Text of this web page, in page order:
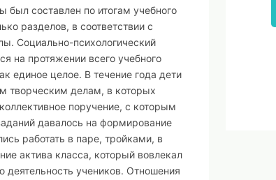
был составлен по итогам учебного
разделов, в соответствии с
Социально-психологический
на протяжении всего учебного
единое целое. В течение года дети
творческим делам, в которых
поручение, с которым
давалось на формирование
работать в паре, тройками, в
актива класса, который вовлекал
деятельность учеников. Отношения